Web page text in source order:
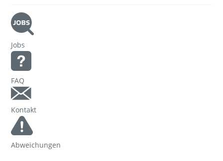
Jobs
FAQ
Kontakt
Abweichungen